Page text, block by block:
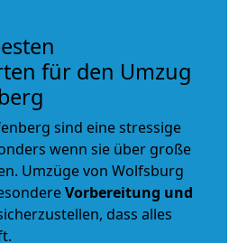
für den Umzug
sind eine stressige
wenn sie über große
Umzüge von Wolfsburg
Vorbereitung und
dass alles